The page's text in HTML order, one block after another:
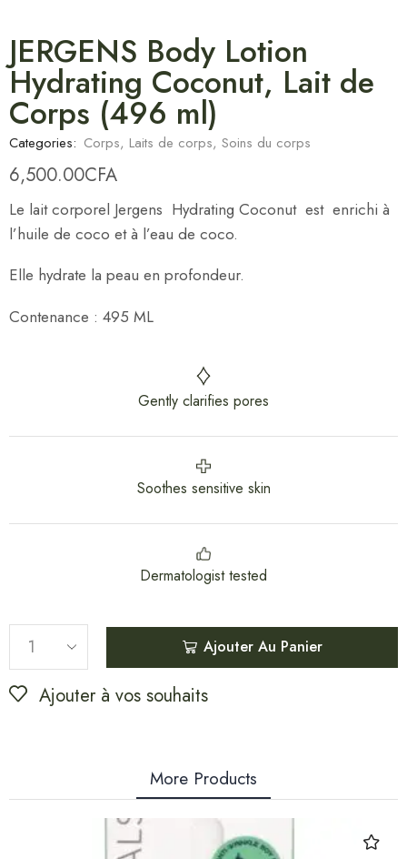
JERGENS Body Lotion
Hydrating Coconut, Lait de
Corps (496 ml)
Categories: Corps, Laits de corps, Soins du corps
6,500.00CFA
Le lait corporel Jergens Hydrating Coconut est enrichi à
l’huile de coco et à l’eau de coco.
Elle hydrate la peau en profondeur.
Contenance : 495 ML
Gently clarifies pores
Soothes sensitive skin
Dermatologist tested
Ajouter Au Panier
Ajouter à vos souhaits
More Products